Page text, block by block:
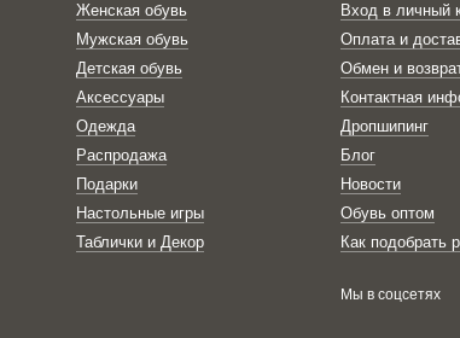
Женская обувь
Мужская обувь
Детская обувь
Аксессуары
Одежда
Распродажа
Подарки
Настольные игры
Таблички и Декор
Вход в личный
Оплата и
Обмен и
Контактная
Дропшипинг
Блог
Новости
Обувь оптом
Как подобрать
Мы в соцсетях